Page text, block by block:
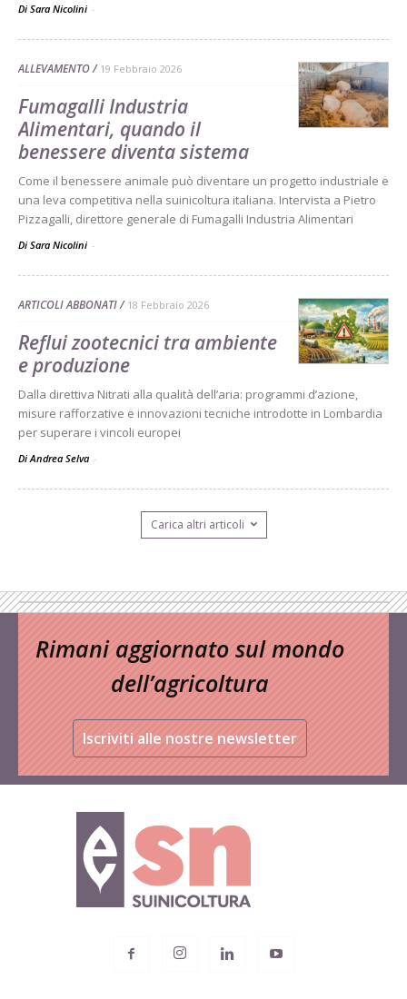
Di Sara Nicolini -
ALLEVAMENTO 19 Febbraio 2026
Fumagalli Industria
Alimentari, quando il
benessere diventa sistema
Come il benessere animale può diventare un progetto industriale e
una leva competitiva nella suinicoltura italiana. Intervista a Pietro
Pizzagalli, direttore generale di Fumagalli Industria Alimentari
Di Sara Nicolini -
ARTICOLI ABBONATI 18 Febbraio 2026
Reflui zootecnici tra ambiente
e produzione
Dalla direttiva Nitrati alla qualità dell’aria: programmi d’azione,
misure rafforzative e innovazioni tecniche introdotte in Lombardia
per superare i vincoli europei
Di Andrea Selva -
Carica altri articoli
Rimani aggiornato sul mondo
dell’agricoltura
Iscriviti alle nostre newsletter